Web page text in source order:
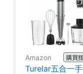
Amazon 購買
Turelar五合一